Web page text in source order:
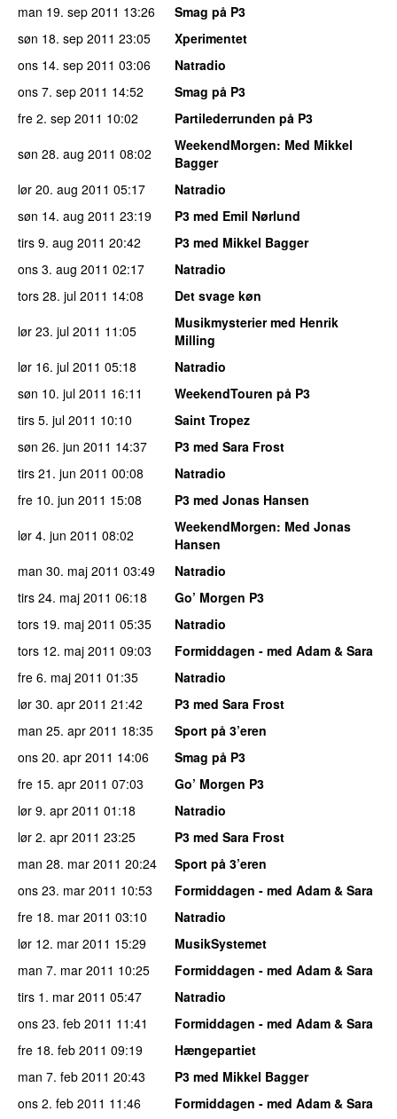
man 19. sep 2011 13:26
Smag på P3
søn 18. sep 2011 23:05
Xperimentet
ons 14. sep 2011 03:06
Natradio
ons 7. sep 2011 14:52
Smag på P3
fre 2. sep 2011 10:02
Partilederrunden på P3
søn 28. aug 2011 08:02 WeekendMorgen: Med Mikkel
Bagger
lør 20. aug 2011 05:17
Natradio
søn 14. aug 2011 23:19
P3 med Emil Nørlund
tirs 9. aug 2011 20:42
P3 med Mikkel Bagger
ons 3. aug 2011 02:17
Natradio
tors 28. jul 2011 14:08
Det svage køn
lør 23. jul 2011 11:05
Musikmysterier med Henrik
Milling
lør 16. jul 2011 05:18
Natradio
søn 10. jul 2011 16:11
WeekendTouren på P3
tirs 5. jul 2011 10:10
Saint Tropez
søn 26. jun 2011 14:37
P3 med Sara Frost
tirs 21. jun 2011 00:08
Natradio
fre 10. jun 2011 15:08
P3 med Jonas Hansen
lør 4. jun 2011 08:02 WeekendMorgen: Med Jonas
Hansen
man 30. maj 2011 03:49
Natradio
tirs 24. maj 2011 06:18
Go’ Morgen P3
tors 19. maj 2011 05:35
Natradio
tors 12. maj 2011 09:03
Formiddagen - med Adam & Sara
fre 6. maj 2011 01:35
Natradio
lør 30. apr 2011 21:42
P3 med Sara Frost
man 25. apr 2011 18:35
Sport på 3’eren
ons 20. apr 2011 14:06
Smag på P3
fre 15. apr 2011 07:03
Go’ Morgen P3
lør 9. apr 2011 01:18
Natradio
lør 2. apr 2011 23:25
P3 med Sara Frost
man 28. mar 2011 20:24
Sport på 3’eren
ons 23. mar 2011 10:53
Formiddagen - med Adam & Sara
fre 18. mar 2011 03:10
Natradio
lør 12. mar 2011 15:29
MusikSystemet
man 7. mar 2011 10:25
Formiddagen - med Adam & Sara
tirs 1. mar 2011 05:47
Natradio
ons 23. feb 2011 11:41
Formiddagen - med Adam & Sara
fre 18. feb 2011 09:19
Hængepartiet
man 7. feb 2011 20:43
P3 med Mikkel Bagger
ons 2. feb 2011 11:46
Formiddagen - med Adam & Sara